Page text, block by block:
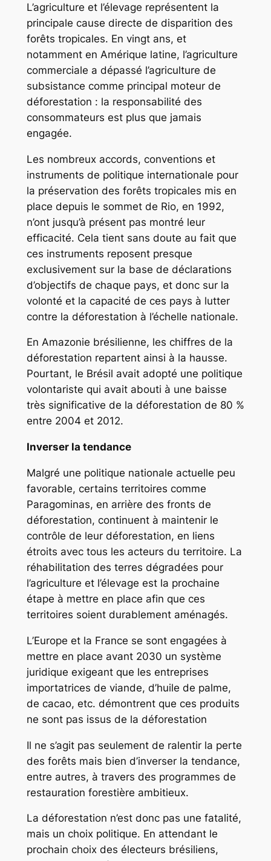
L’agriculture et l’élevage représentent la
principale cause directe de disparition des
forêts tropicales. En vingt ans, et
notamment en Amérique latine, l’agriculture
commerciale a dépassé l’agriculture de
subsistance comme principal moteur de
déforestation : la responsabilité des
consommateurs est plus que jamais
engagée.
Les nombreux accords, conventions et
instruments de politique internationale pour
la préservation des forêts tropicales mis en
place depuis le sommet de Rio, en 1992,
n’ont jusqu’à présent pas montré leur
efficacité. Cela tient sans doute au fait que
ces instruments reposent presque
exclusivement sur la base de déclarations
d’objectifs de chaque pays, et donc sur la
volonté et la capacité de ces pays à lutter
contre la déforestation à l’échelle nationale.
En Amazonie brésilienne, les chiffres de la
déforestation repartent ainsi à la hausse.
Pourtant, le Brésil avait adopté une politique
volontariste qui avait abouti à une baisse
très significative de la déforestation de 80 %
entre 2004 et 2012.
Inverser la tendance
Malgré une politique nationale actuelle peu
favorable, certains territoires comme
Paragominas, en arrière des fronts de
déforestation, continuent à maintenir le
contrôle de leur déforestation, en liens
étroits avec tous les acteurs du territoire. La
réhabilitation des terres dégradées pour
l’agriculture et l’élevage est la prochaine
étape à mettre en place afin que ces
territoires soient durablement aménagés.
L’Europe et la France se sont engagées à
mettre en place avant 2030 un système
juridique exigeant que les entreprises
importatrices de viande, d’huile de palme,
de cacao, etc. démontrent que ces produits
ne sont pas issus de la déforestation
Il ne s’agit pas seulement de ralentir la perte
des forêts mais bien d’inverser la tendance,
entre autres, à travers des programmes de
restauration forestière ambitieux.
La déforestation n’est donc pas une fatalité,
mais un choix politique. En attendant le
prochain choix des électeurs brésiliens,